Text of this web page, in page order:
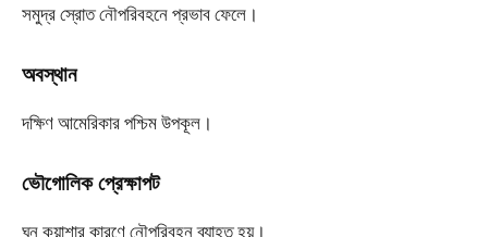
সমুদ্র স্রোত নৌপরিবহনে প্রভাব ফেলে।
অবস্থান
দক্ষিণ আমেরিকার পশ্চিম উপকূল।
ভৌগোলিক প্রেক্ষাপট
ঘন কুয়াশার কারণে নৌপরিবহন ব্যাহত হয়।